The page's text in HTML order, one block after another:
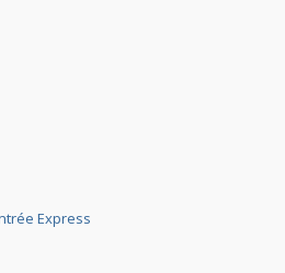
Express